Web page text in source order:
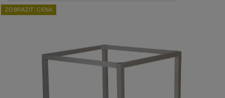
ZOBRAZIT: CENA